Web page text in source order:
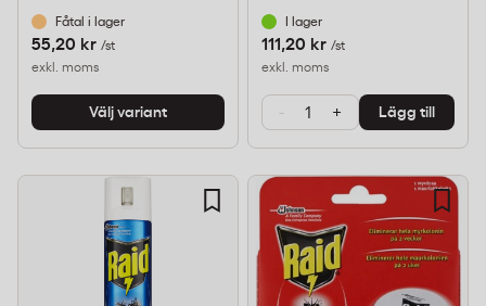
Fåtal i lager
55,20 kr /st
exkl. moms
Välj variant
I lager
111,20 kr /st
exkl. moms
- + Lägg till